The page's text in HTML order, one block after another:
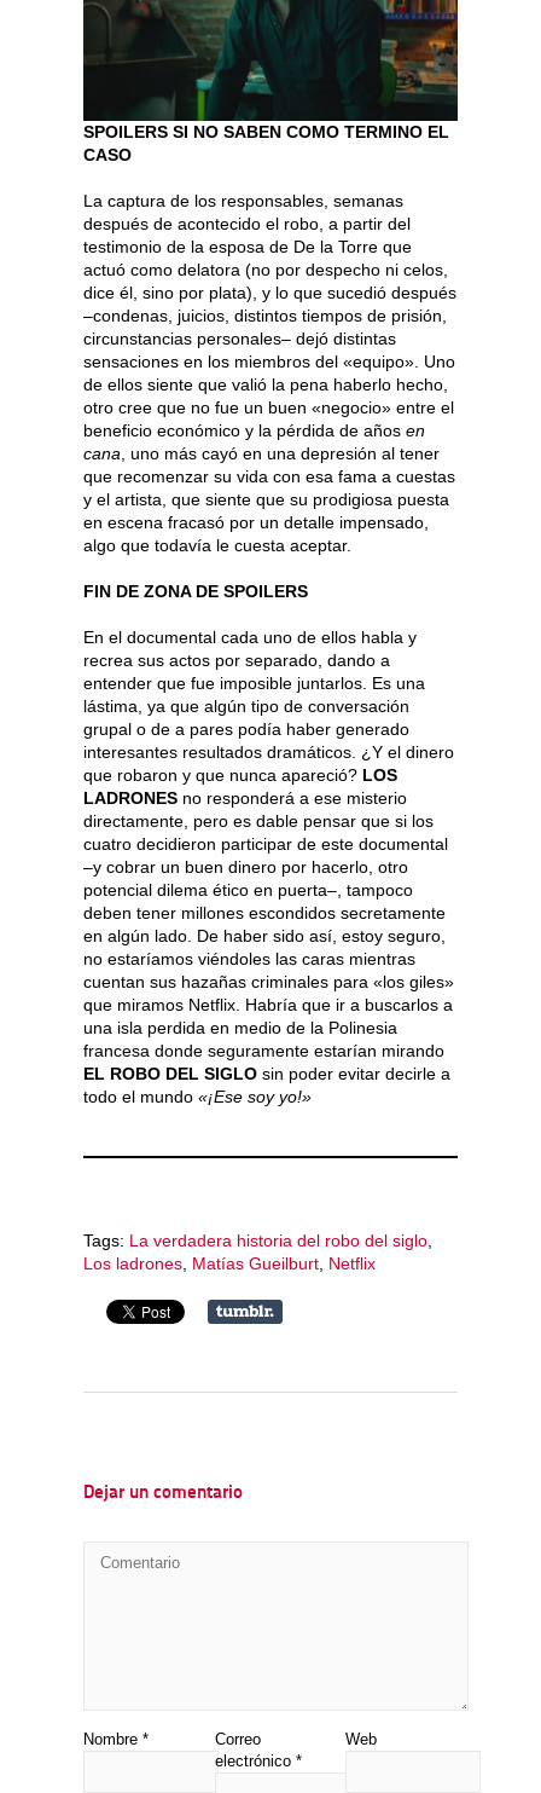
SPOILERS SI NO SABEN COMO TERMINO EL
CASO
La captura de los responsables, semanas
después de acontecido el robo, a partir del
testimonio de la esposa de De la Torre que
actuó como delatora (no por despecho ni celos,
dice él, sino por plata), y lo que sucedió después
–condenas, juicios, distintos tiempos de prisión,
circunstancias personales– dejó distintas
sensaciones en los miembros del «equipo». Uno
de ellos siente que valió la pena haberlo hecho,
otro cree que no fue un buen «negocio» entre el
beneficio económico y la pérdida de años en
cana , uno más cayó en una depresión al tener
que recomenzar su vida con esa fama a cuestas
y el artista, que siente que su prodigiosa puesta
en escena fracasó por un detalle impensado,
algo que todavía le cuesta aceptar.
FIN DE ZONA DE SPOILERS
En el documental cada uno de ellos habla y
recrea sus actos por separado, dando a
entender que fue imposible juntarlos. Es una
lástima, ya que algún tipo de conversación
grupal o de a pares podía haber generado
interesantes resultados dramáticos. ¿Y el dinero
que robaron y que nunca apareció? LOS
LADRONES no responderá a ese misterio
directamente, pero es dable pensar que si los
cuatro decidieron participar de este documental
–y cobrar un buen dinero por hacerlo, otro
potencial dilema ético en puerta–, tampoco
deben tener millones escondidos secretamente
en algún lado. De haber sido así, estoy seguro,
no estaríamos viéndoles las caras mientras
cuentan sus hazañas criminales para «los giles»
que miramos Netflix. Habría que ir a buscarlos a
una isla perdida en medio de la Polinesia
francesa donde seguramente estarían mirando
EL ROBO DEL SIGLO sin poder evitar decirle a
todo el mundo «¡Ese soy yo!»
Tags: La verdadera historia del robo del siglo
Los ladrones Matías Gueilburt Netflix
Dejar un comentario
Nombre *
Correo
electrónico *
Web